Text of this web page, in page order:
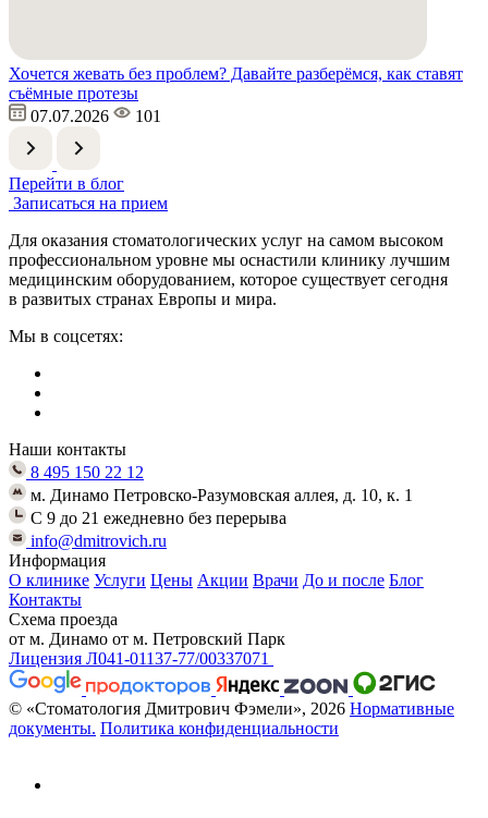
Хочется жевать без проблем? Давайте разберёмся, как ставят
съёмные протезы
07.07.2026
101
Перейти в блог
Записаться на прием
Для оказания стоматологических услуг на самом высоком
профессиональном уровне мы оснастили клинику лучшим
медицинским оборудованием, которое существует сегодня
в развитых странах Европы и мира.
Мы в соцсетях:
Наши контакты
8 495 150 22 12
м. Динамо Петровско-Разумовская аллея, д. 10, к. 1
C 9 до 21 ежедневно без перерыва
info@dmitrovich.ru
Информация
О клинике Услуги Цены Акции Врачи До и после Блог
Контакты
Схема проезда
от м. Динамо от м. Петровский Парк
Лицензия Л041-01137-77/00337071
© «Стоматология Дмитрович Фэмели», 2026 Нормативные
документы. Политика конфиденциальности